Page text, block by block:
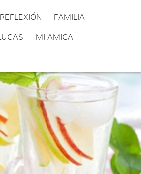
REFLEXIÓN FAMILIA
LUCAS MI AMIGA